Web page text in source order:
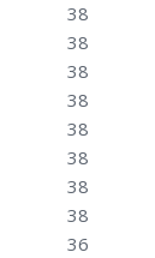
38
38
38
38
38
38
38
38
36